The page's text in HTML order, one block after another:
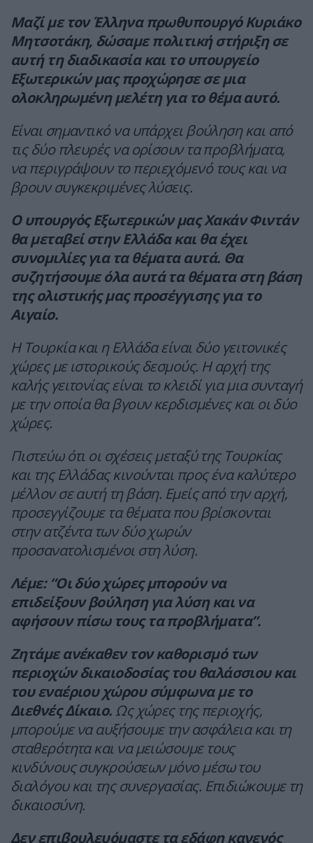
Μαζί με τον Έλληνα πρωθυπουργό Κυριάκο
Μητσοτάκη, δώσαμε πολιτική στήριξη σε
αυτή τη διαδικασία και το υπουργείο
Εξωτερικών μας προχώρησε σε μια
ολοκληρωμένη μελέτη για το θέμα αυτό.
Είναι σημαντικό να υπάρχει βούληση και από
τις δύο πλευρές να ορίσουν τα προβλήματα,
να περιγράψουν το περιεχόμενό τους και να
βρουν συγκεκριμένες λύσεις.
Ο υπουργός Εξωτερικών μας Χακάν Φιντάν
θα μεταβεί στην Ελλάδα και θα έχει
συνομιλίες για τα θέματα αυτά. Θα
συζητήσουμε όλα αυτά τα θέματα στη βάση
της ολιστικής μας προσέγγισης για το
Αιγαίο.
Η Τουρκία και η Ελλάδα είναι δύο γειτονικές
χώρες με ιστορικούς δεσμούς. Η αρχή της
καλής γειτονίας είναι το κλειδί για μια συνταγή
με την οποία θα βγουν κερδισμένες και οι δύο
χώρες.
Πιστεύω ότι οι σχέσεις μεταξύ της Τουρκίας
και της Ελλάδας κινούνται προς ένα καλύτερο
μέλλον σε αυτή τη βάση. Εμείς από την αρχή,
προσεγγίζουμε τα θέματα που βρίσκονται
στην ατζέντα των δύο χωρών
προσανατολισμένοι στη λύση.
Λέμε: “Οι δύο χώρες μπορούν να
επιδείξουν βούληση για λύση και να
αφήσουν πίσω τους τα προβλήματα”.
Ζητάμε ανέκαθεν τον καθορισμό των
περιοχών δικαιοδοσίας του θαλάσσιου και
του εναέριου χώρου σύμφωνα με το
Διεθνές Δίκαιο. Ως χώρες της περιοχής,
μπορούμε να αυξήσουμε την ασφάλεια και τη
σταθερότητα και να μειώσουμε τους
κινδύνους συγκρούσεων μόνο μέσω του
διαλόγου και της συνεργασίας. Επιδιώκουμε τη
δικαιοσύνη.
Δεν επιβουλευόμαστε τα εδάφη κανενός